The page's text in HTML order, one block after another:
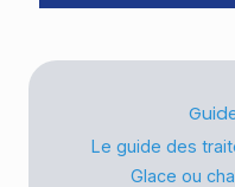
Le guide des
Glace ou